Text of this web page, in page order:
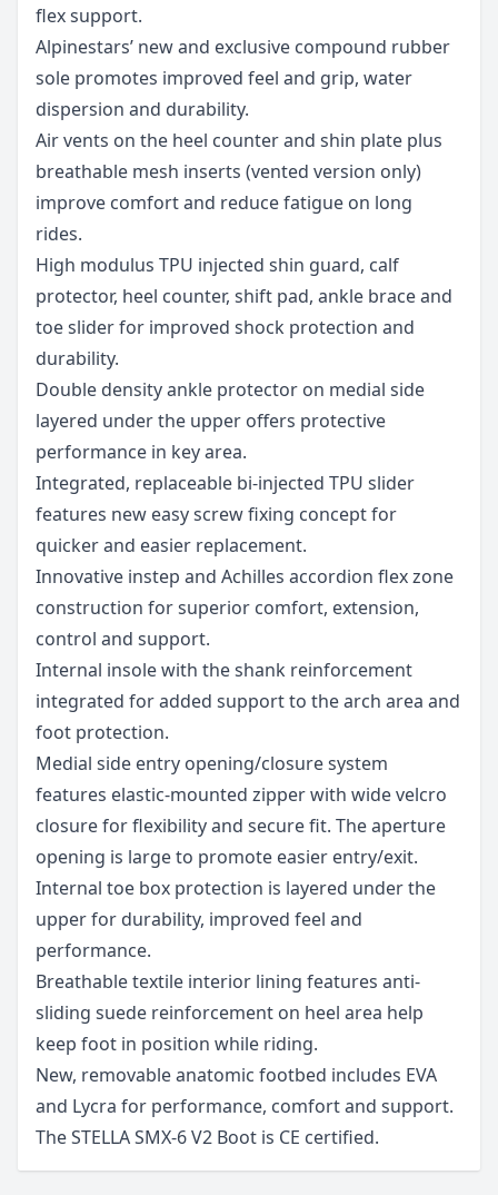
flex support.
Alpinestars’ new and exclusive compound rubber
sole promotes improved feel and grip, water
dispersion and durability.
Air vents on the heel counter and shin plate plus
breathable mesh inserts (vented version only)
improve comfort and reduce fatigue on long
rides.
High modulus TPU injected shin guard, calf
protector, heel counter, shift pad, ankle brace and
toe slider for improved shock protection and
durability.
Double density ankle protector on medial side
layered under the upper offers protective
performance in key area.
Integrated, replaceable bi-injected TPU slider
features new easy screw fixing concept for
quicker and easier replacement.
Innovative instep and Achilles accordion flex zone
construction for superior comfort, extension,
control and support.
Internal insole with the shank reinforcement
integrated for added support to the arch area and
foot protection.
Medial side entry opening/closure system
features elastic-mounted zipper with wide velcro
closure for flexibility and secure fit. The aperture
opening is large to promote easier entry/exit.
Internal toe box protection is layered under the
upper for durability, improved feel and
performance.
Breathable textile interior lining features anti-
sliding suede reinforcement on heel area help
keep foot in position while riding.
New, removable anatomic footbed includes EVA
and Lycra for performance, comfort and support.
The STELLA SMX-6 V2 Boot is CE certified.